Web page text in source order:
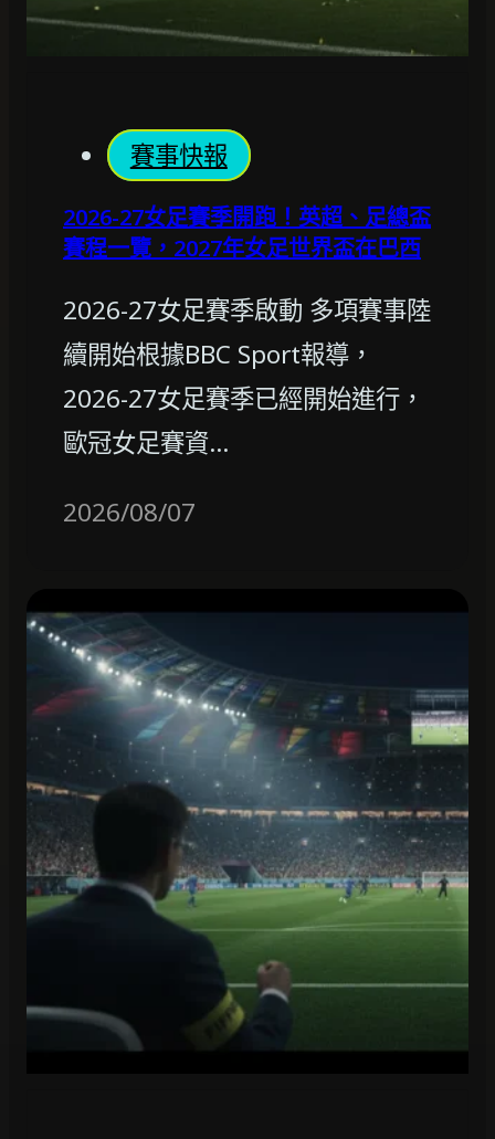
賽事快報
2026-27女足賽季開跑！英超、足總盃
賽程一覽，2027年女足世界盃在巴西
2026-27女足賽季啟動 多項賽事陸
續開始根據BBC Sport報導，
2026-27女足賽季已經開始進行，
歐冠女足賽資…
2026/08/07